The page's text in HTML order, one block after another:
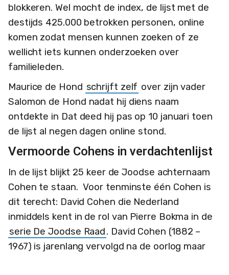
blokkeren. Wel mocht de index, de lijst met de
destijds 425.000 betrokken personen, online
komen zodat mensen kunnen zoeken of ze
wellicht iets kunnen onderzoeken over
familieleden.
Maurice de Hond schrijft zelf over zijn vader
Salomon de Hond nadat hij diens naam
ontdekte in Dat deed hij pas op 10 januari toen
de lijst al negen dagen online stond.
Vermoorde Cohens in verdachtenlijst
In de lijst blijkt 25 keer de Joodse achternaam
Cohen te staan. Voor tenminste één Cohen is
dit terecht: David Cohen die Nederland
inmiddels kent in de rol van Pierre Bokma in de
serie De Joodse Raad. David Cohen (1882 –
1967) is jarenlang vervolgd na de oorlog maar